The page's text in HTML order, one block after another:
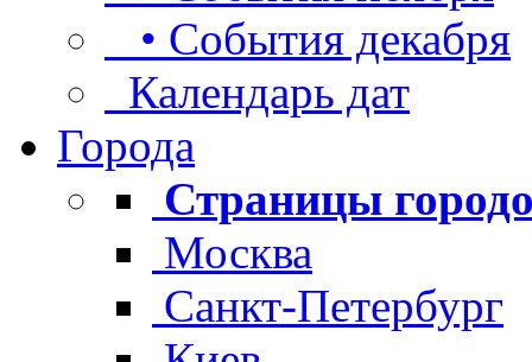
• События декабря
Календарь дат
Города
Страницы
Москва
Санкт-Петербург